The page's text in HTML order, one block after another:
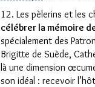
12. Les pèlerins et les
célébrer la mémoire
spécialement des
Brigitte de Suède,
là une dimension
son idéal : recevoir